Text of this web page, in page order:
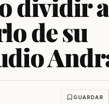
dividir
de su
GUARDAR